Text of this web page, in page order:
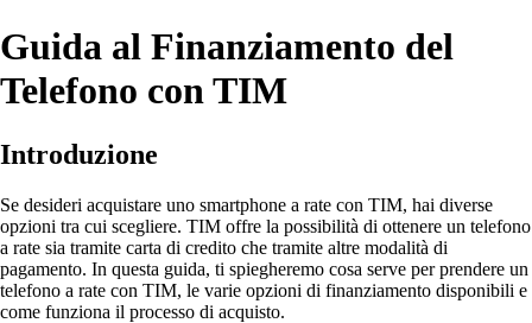
Guida al Finanziamento del
Telefono con TIM
Introduzione
Se desideri acquistare uno smartphone a rate con TIM, hai diverse
opzioni tra cui scegliere. TIM offre la possibilità di ottenere un telefono
a rate sia tramite carta di credito che tramite altre modalità di
pagamento. In questa guida, ti spiegheremo cosa serve per prendere un
telefono a rate con TIM, le varie opzioni di finanziamento disponibili e
come funziona il processo di acquisto.